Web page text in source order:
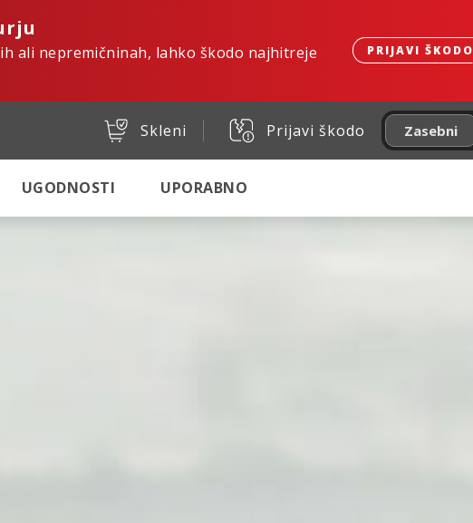
ali nepremičninah, lahko škodo najhitreje
PRIJAVI ŠKODO
Skleni Prijavi škodo Zasebni
UGODNOSTI UPORABNO